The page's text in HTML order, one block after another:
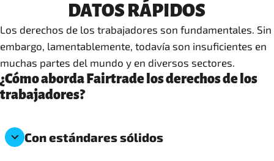
DATOS RÁPIDOS
Los derechos de los trabajadores son fundamentales. Sin
embargo, lamentablemente, todavía son insuficientes en
muchas partes del mundo y en diversos sectores.
¿Cómo aborda Fairtrade los derechos de los
trabajadores?
Con estándares sólidos